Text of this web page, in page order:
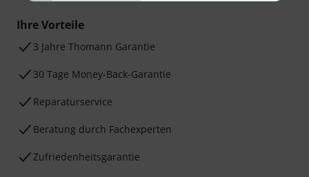
Ihre Vorteile
3 Jahre Thomann Garantie
30 Tage Money-Back-Garantie
Reparaturservice
Beratung durch Fachexperten
Zufriedenheitsgarantie